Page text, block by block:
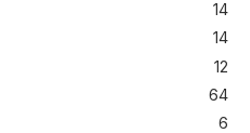
14
14
12
64
6